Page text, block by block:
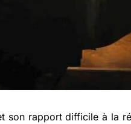
son rapport difficile à la